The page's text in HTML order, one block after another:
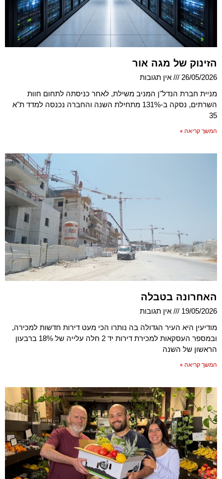
הזינוק של מגה אור
26/05/2026
אין תגובות
מניית חברת הנדל"ן המניב משילת, לאחר כניסתה לתחום חוות
השרתים, נסקה ב-131% מתחילת השנה והחברה נכנסה למדד ת"א
35
המשך קריאה »
האחרונה בטבלה
19/05/2026
אין תגובות
מודיעין היא העיר הגדולה בה נותרו הכי מעט דירות חדשות למכירה,
ובמספר העסקאות למכירת דירות יד 2 חלה עלייה של 18% ברבעון
הראשון של השנה
המשך קריאה »